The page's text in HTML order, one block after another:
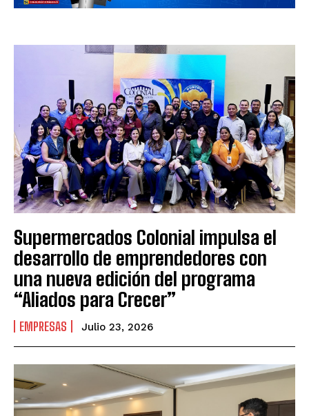
Supermercados Colonial impulsa el
desarrollo de emprendedores con
una nueva edición del programa
“Aliados para Crecer”
EMPRESAS Julio 23, 2026